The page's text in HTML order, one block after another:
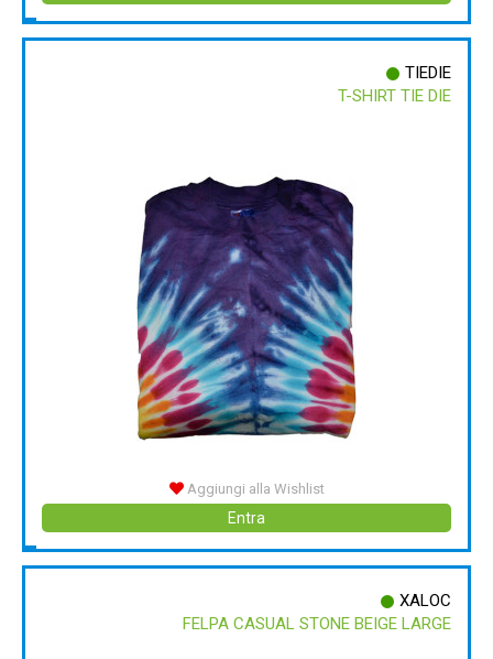
TIEDIE
T-SHIRT TIE DIE
Aggiungi alla Wishlist
Entra
XALOC
FELPA CASUAL STONE BEIGE LARGE